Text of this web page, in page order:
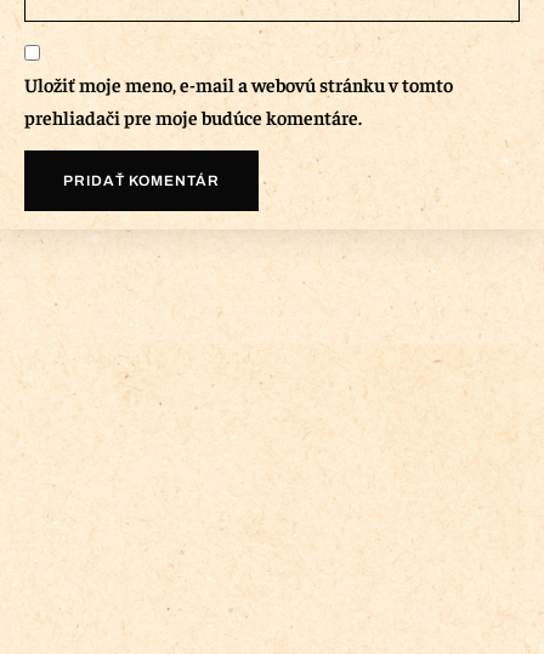
Uložiť moje meno, e-mail a webovú stránku v tomto
prehliadači pre moje budúce komentáre.